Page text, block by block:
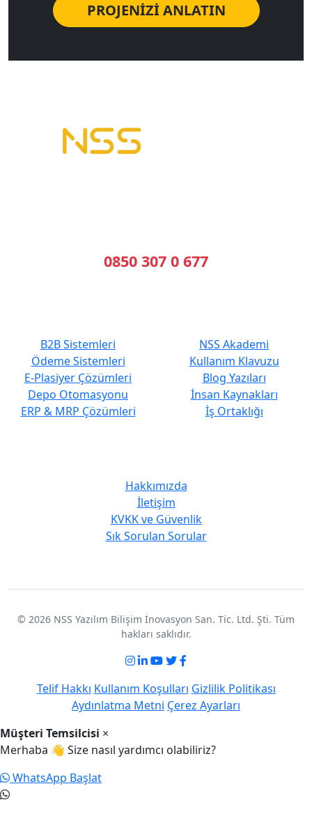
PROJENİZİ ANLATIN
0850 307 0 677
B2B Sistemleri
Ödeme Sistemleri
E-Plasiyer Çözümleri
Depo Otomasyonu
ERP & MRP Çözümleri
NSS Akademi
Kullanım Klavuzu
Blog Yazıları
İnsan Kaynakları
İş Ortaklığı
Hakkımızda
İletişim
KVKK ve Güvenlik
Sık Sorulan Sorular
© 2026 NSS Yazılım Bilişim İnovasyon San. Tic. Ltd. Şti. Tüm
hakları saklıdır.
Telif Hakkı Kullanım Koşulları Gizlilik Politikası
Aydınlatma Metni Çerez Ayarları
Müşteri Temsilcisi ×
Merhaba 👋 Size nasıl yardımcı olabiliriz?
WhatsApp Başlat